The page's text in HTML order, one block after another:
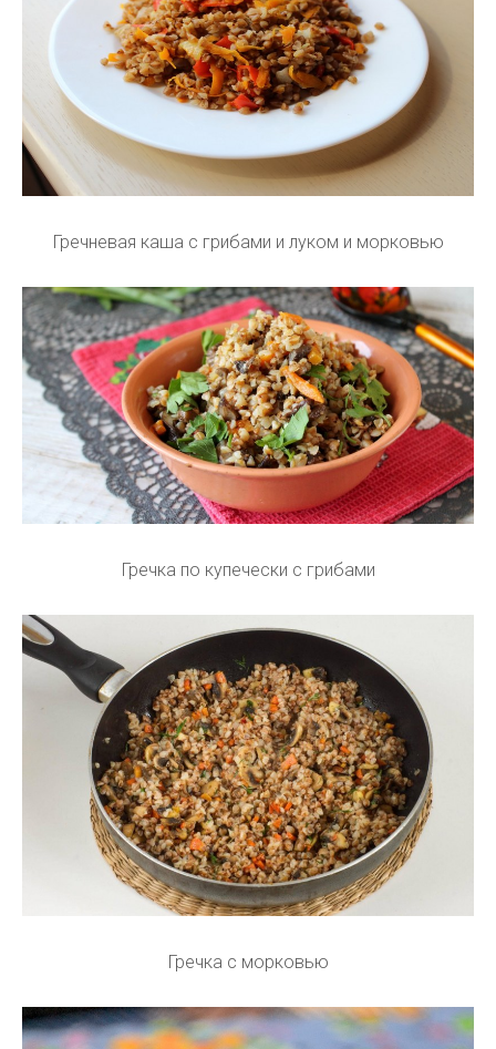
Гречневая каша с грибами и луком и морковью
Гречка по купечески с грибами
Гречка с морковью